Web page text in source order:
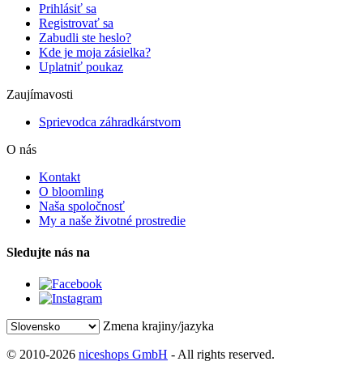
Prihlásiť sa
Registrovať sa
Zabudli ste heslo?
Kde je moja zásielka?
Uplatniť poukaz
Zaujímavosti
Sprievodca záhradkárstvom
O nás
Kontakt
O bloomling
Naša spoločnosť
My a naše životné prostredie
Sledujte nás na
Zmena krajiny/jazyka
© 2010-2026 niceshops GmbH - All rights reserved.